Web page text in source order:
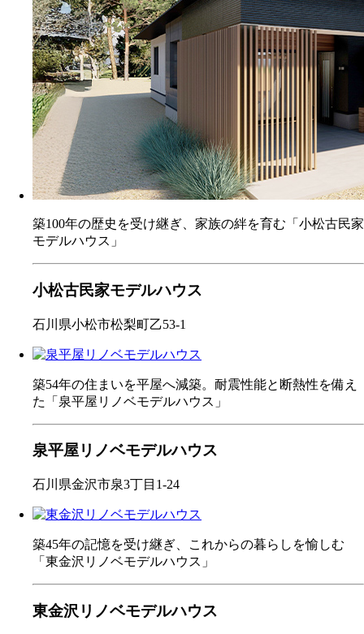
築100年の歴史を受け継ぎ、家族の絆を育む「小松古民家
モデルハウス」
小松古民家モデルハウス
石川県小松市松梨町乙53-1
築54年の住まいを平屋へ減築。耐震性能と断熱性を備え
た「泉平屋リノベモデルハウス」
泉平屋リノベモデルハウス
石川県金沢市泉3丁目1-24
築45年の記憶を受け継ぎ、これからの暮らしを愉しむ
「東金沢リノベモデルハウス」
東金沢リノベモデルハウス